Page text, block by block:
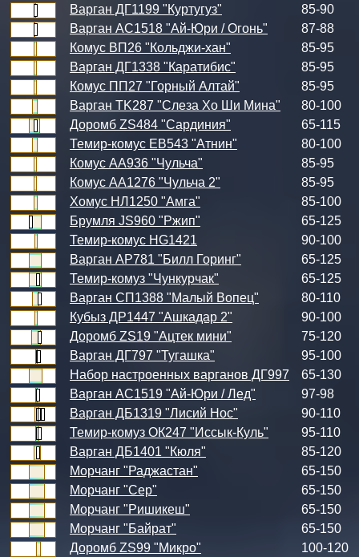
Варган ДГ1199 "Куртугуз"
85-90
Варган АС1518 "Ай-Юри / Огонь"
87-88
Комус ВП26 "Кольджи-хан"
85-95
Варган ДГ1338 "Каратибис"
85-95
Комус ПП27 "Горный Алтай"
85-95
Варган TK287 "Слеза Хо Ши Мина"
80-100
Доромб ZS484 "Сардиния"
65-115
Темир-комус ЕВ543 "Атнин"
80-100
Комус АА936 "Чульча"
85-95
Комус АА1276 "Чульча 2"
85-95
Хомус НЛ1250 "Амга"
85-100
Брумля JS960 "Ржип"
65-125
Темир-комус HG1421
90-100
Варган АР781 "Билл Горинг"
65-125
Темир-комуз "Чункурчак"
65-125
Варган СП1388 "Малый Вопец"
80-110
Кубыз ДР1447 "Ашкадар 2"
90-100
Доромб ZS19 "Ацтек мини"
75-120
Варган ДГ797 "Тугашка"
95-100
Набор настроенных варганов ДГ997
65-130
Варган АС1519 "Ай-Юри / Лед"
97-98
Варган ДБ1319 "Лисий Нос"
90-110
Темир-комуз ОК247 "Иссык-Куль"
95-110
Варган ДБ1401 "Кюля"
85-120
Морчанг "Раджастан"
65-150
Морчанг "Сер"
65-150
Морчанг "Ришикеш"
65-150
Морчанг "Байрат"
65-150
Доромб ZS99 "Микро"
100-120